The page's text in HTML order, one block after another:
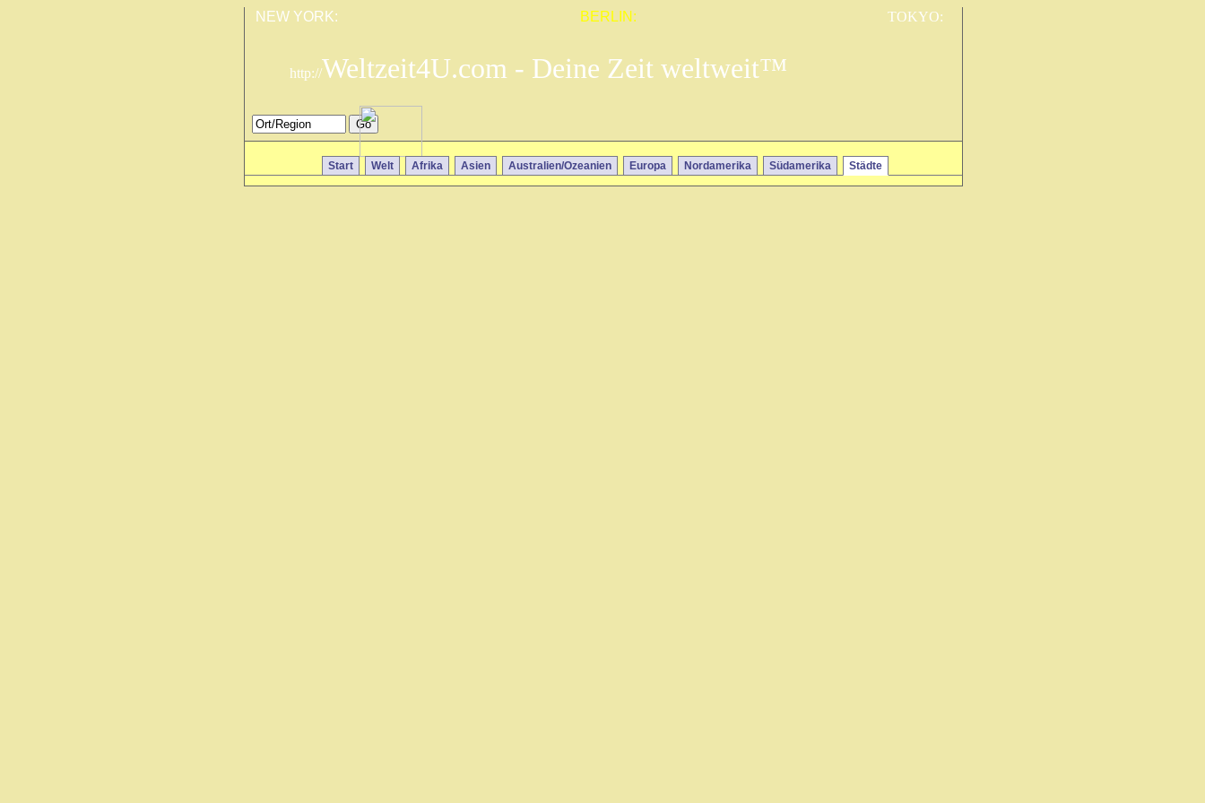
NEW YORK: BERLIN: TOKYO:
http://Weltzeit4U.com - Deine Zeit weltweit™
Start Welt Afrika Asien Australien/Ozeanien Europa Nordamerika Südamerika Städte